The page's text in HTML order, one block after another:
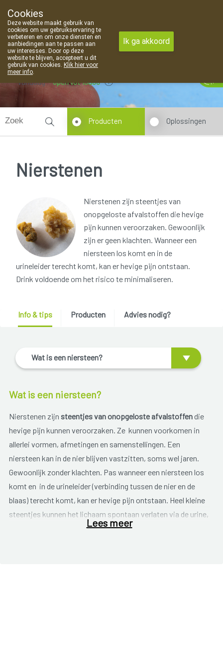
09 373 94 03
Vandaag open tot 19u00
Producten Oplossingen
Nierstenen
Nierstenen zijn steentjes van
onopgeloste afvalstoffen die hevige
pijn kunnen veroorzaken. Gewoonlijk
zijn er geen klachten. Wanneer een
niersteen los komt en in de
urineleider terecht komt, kan er hevige pijn ontstaan.
Drink voldoende om het risico te minimaliseren.
Info & tips Producten Advies nodig?
Wat is een niersteen?
Wat is een niersteen?
Nierstenen zijn steentjes van onopgeloste afvalstoffendie
hevige pijn kunnen veroorzaken. Ze kunnen voorkomen in
allerlei vormen, afmetingen en samenstellingen. Een
niersteen kan in de nier blijven vastzitten, soms wel jaren.
Gewoonlijk zonder klachten. Pas wanneer een niersteen los
komt en in de urineleider (verbinding tussen de nier en de
blaas) terecht komt, kan er hevige pijn ontstaan. Heel kleine
steentjes kunnen het lichaam spontaan verlaten via de urine,
zonder dat we daar iets van merken. Pijnklachten ontstaan
Lees meer
Cookies
Deze website maakt gebruik van
cookies om uw gebruikservaring te
verbeteren en om onze diensten en
aanbiedingen aan te passen aan
uw interesses. Door op deze
website te blijven, accepteert u dit
gebruik van cookies. Klik hier voor
meer info.
Ik ga akkoord